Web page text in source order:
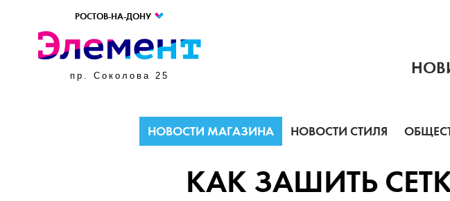
РОСТОВ-НА-ДОНУ
пр. Соколова 25
НОВОСТИ МАГАЗИНА НОВОСТИ СТИЛЯ
КАК ЗАШИТЬ